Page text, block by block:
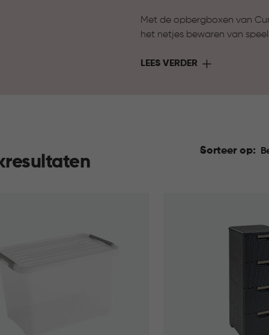
Met de opbergboxen van
het netjes bewaren van
overzichtelijk en binnen
LEES VERDER
Sorteer op: